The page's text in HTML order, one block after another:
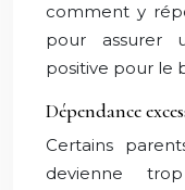
comment y
pour assurer
positive pour le
Dépendance
Certains
devienne